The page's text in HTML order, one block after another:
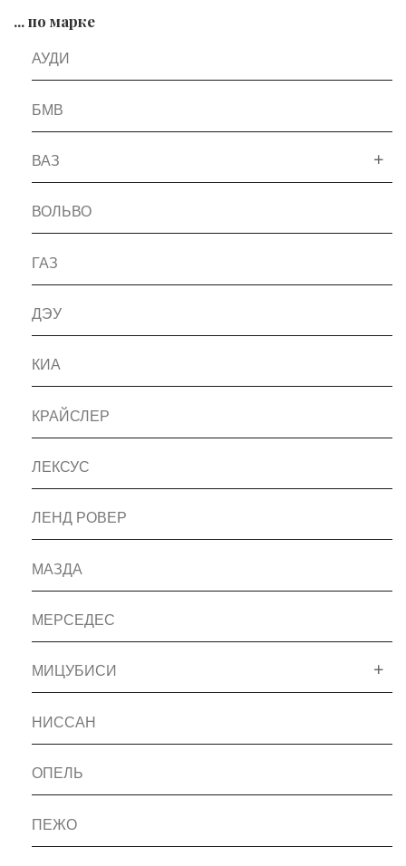
... по марке
АУДИ
БМВ
ВАЗ
ВОЛЬВО
ГАЗ
ДЭУ
КИА
КРАЙСЛЕР
ЛЕКСУС
ЛЕНД РОВЕР
МАЗДА
МЕРСЕДЕС
МИЦУБИСИ
НИССАН
ОПЕЛЬ
ПЕЖО